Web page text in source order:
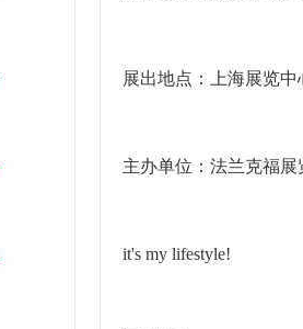
展出地点：上海展览
主办单位：法兰克福
it's my lifestyle!